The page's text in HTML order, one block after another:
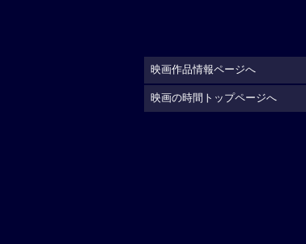
映画作品情報ページへ
映画の時間トップページへ